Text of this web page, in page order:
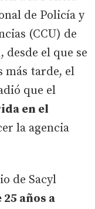
de Policía y
(CCU) de
desde el que se
más tarde, el
que el
en el
la agencia
de Sacyl
años a